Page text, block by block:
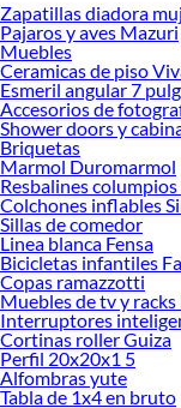
Desde remodelaciones
tus ideas realidad.
Interruptores Triples!
Explora la variedad de
Herramientas, materiales
renovación de espacios.
ofrecerte!
Encuentra una amplia
Sodimac. Encuentra todo
decoración. ¡Visítanos y
Zapatillas diadora
Pajaros y aves Mazuri
Muebles
Ceramicas de piso
Esmeril angular 7
Accesorios de
Shower doors y
Briquetas
Marmol Duromarmol
Resbalines
Colchones inflables
Sillas de comedor
Linea blanca Fensa
Bicicletas infantiles
Copas ramazzotti
Muebles de tv y racks
Interruptores
Cortinas roller Guiza
Perfil 20x20x1 5
Alfombras yute
Tabla de 1x4 en bruto